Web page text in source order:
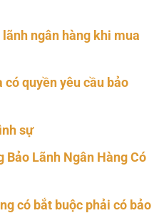
ngân hàng khi mua
có quyền yêu cầu bảo
sự
Lãnh Ngân Hàng Có
có bắt buộc phải có bảo